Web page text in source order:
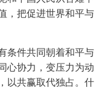
，把促进世界和平与
件共同朝着和平与
心协力，变压力为动
以共赢取代独占。什